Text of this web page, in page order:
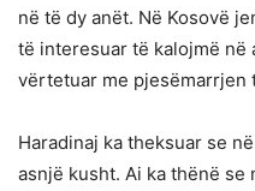
në të dy anët. Në Kosovë
të interesuar të kalojmë në
vërtetuar me pjesëmarrjen
Haradinaj ka theksuar se
asnjë kusht. Ai ka thënë